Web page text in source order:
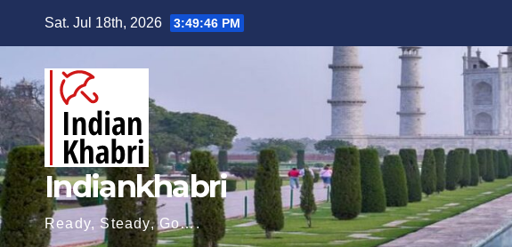
content
Sat. Jul 18th, 2026 3:49:47 PM
Indiankhabri
Ready, Steady, Go….